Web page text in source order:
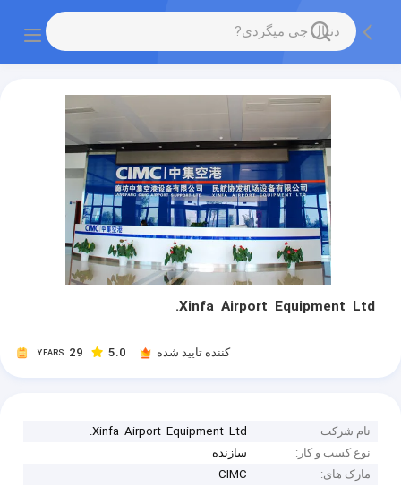
Xinfa Airport Equipment Ltd.
29
YEARS 5.0 کننده تایید شده
نام شرکت
Xinfa Airport Equipment Ltd.
نوع کسب و کار:
سازنده
مارک های:
CIMC